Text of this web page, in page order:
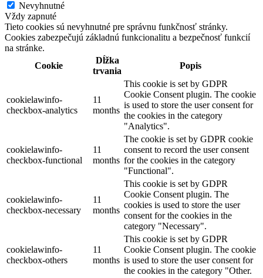
Nevyhnutné
Vždy zapnuté
Tieto cookies sú nevyhnutné pre správnu funkčnosť stránky.
Cookies zabezpečujú základnú funkcionalitu a bezpečnosť funkcií
na stránke.
Cookie
Dĺžka
trvania
Popis
cookielawinfo-
checkbox-analytics
11
months
This cookie is set by GDPR
Cookie Consent plugin. The cookie
is used to store the user consent for
the cookies in the category
"Analytics".
cookielawinfo-
checkbox-functional
11
months
The cookie is set by GDPR cookie
consent to record the user consent
for the cookies in the category
"Functional".
cookielawinfo-
checkbox-necessary
11
months
This cookie is set by GDPR
Cookie Consent plugin. The
cookies is used to store the user
consent for the cookies in the
category "Necessary".
cookielawinfo-
checkbox-others
11
months
This cookie is set by GDPR
Cookie Consent plugin. The cookie
is used to store the user consent for
the cookies in the category "Other.